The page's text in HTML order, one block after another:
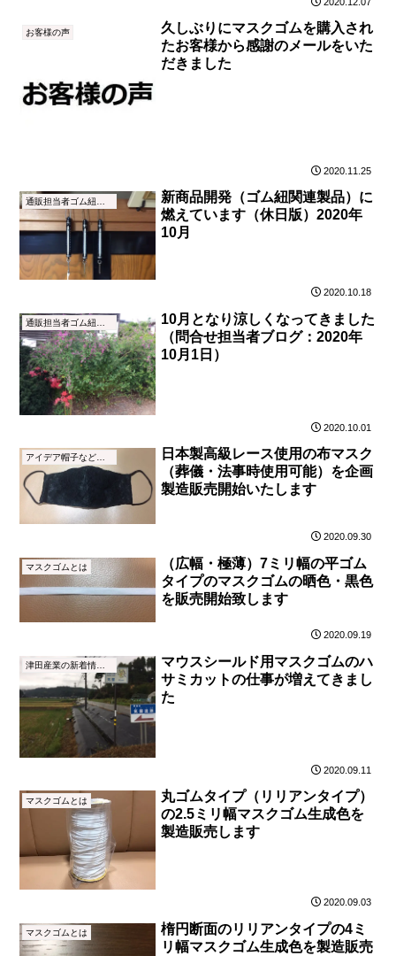
お客様の声
久しぶりにマスクゴムを購入され
たお客様から感謝のメールをいた
だきました
2020.11.25
新商品開発（ゴム紐関連製品）に
燃えています（休日版）2020年
10月
2020.10.18
10月となり涼しくなってきました
（問合せ担当者ブログ：2020年
10月1日）
2020.10.01
アイデア帽子などの縫製加工品
日本製高級レース使用の布マスク
（葬儀・法事時使用可能）を企画
製造販売開始いたします
2020.09.30
マスクゴムとは
（広幅・極薄）7ミリ幅の平ゴム
タイプのマスクゴムの晒色・黒色
を販売開始致します
2020.09.19
津田産業の新着情報（NEWS）
マウスシールド用マスクゴムのハ
サミカットの仕事が増えてきまし
た
2020.09.11
マスクゴムとは
丸ゴムタイプ（リリアンタイプ）
の2.5ミリ幅マスクゴム生成色を
製造販売します
2020.09.03
マスクゴムとは
楕円断面のリリアンタイプの4ミ
リ幅マスクゴム生成色を製造販売